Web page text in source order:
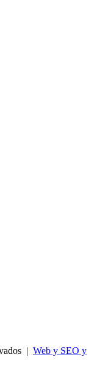
| Web y SEO y